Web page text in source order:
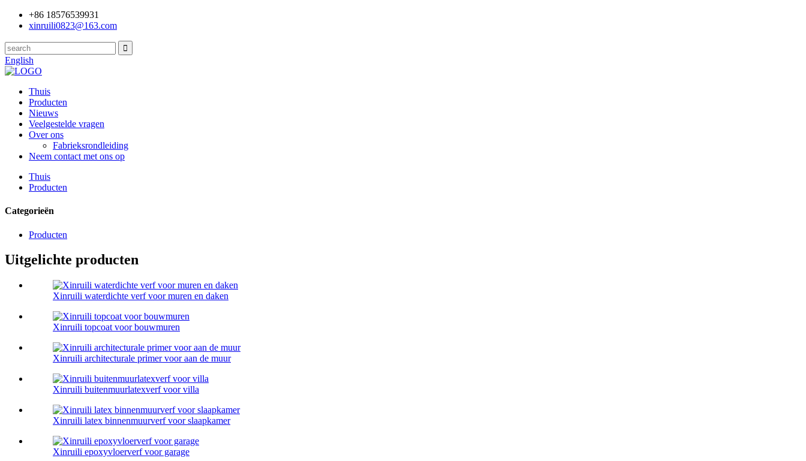
+86 18576539931
xinruili0823@163.com
English
Thuis
Producten
Nieuws
Veelgestelde vragen
Over ons
Fabrieksrondleiding
Neem contact met ons op
Thuis
Producten
Categorieën
Producten
Uitgelichte producten
Xinruili waterdichte verf voor muren en daken
Xinruili topcoat voor bouwmuren
Xinruili architecturale primer voor aan de muur
Xinruili buitenmuurlatexverf voor villa
Xinruili latex binnenmuurverf voor slaapkamer
Xinruili epoxyvloerverf voor garage